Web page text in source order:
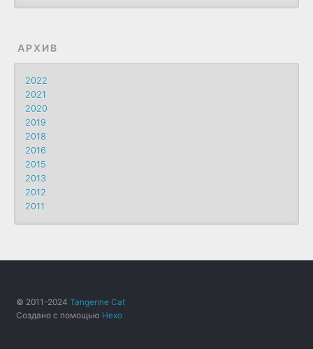
АРХИВ
2022
2021
2020
2019
2018
2016
2015
2013
2012
2011
© 2011-2024Tangerine Cat
Создано с помощью Hexo